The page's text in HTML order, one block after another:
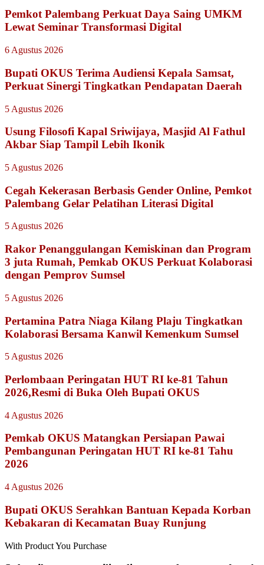
Pemkot Palembang Perkuat Daya Saing UMKM
Lewat Seminar Transformasi Digital
6 Agustus 2026
Bupati OKUS Terima Audiensi Kepala Samsat,
Perkuat Sinergi Tingkatkan Pendapatan Daerah
5 Agustus 2026
Usung Filosofi Kapal Sriwijaya, Masjid Al Fathul
Akbar Siap Tampil Lebih Ikonik
5 Agustus 2026
Cegah Kekerasan Berbasis Gender Online, Pemkot
Palembang Gelar Pelatihan Literasi Digital
5 Agustus 2026
Rakor Penanggulangan Kemiskinan dan Program
3 juta Rumah, Pemkab OKUS Perkuat Kolaborasi
dengan Pemprov Sumsel
5 Agustus 2026
Pertamina Patra Niaga Kilang Plaju Tingkatkan
Kolaborasi Bersama Kanwil Kemenkum Sumsel
5 Agustus 2026
Perlombaan Peringatan HUT RI ke-81 Tahun
2026,Resmi di Buka Oleh Bupati OKUS
4 Agustus 2026
Pemkab OKUS Matangkan Persiapan Pawai
Pembangunan Peringatan HUT RI ke-81 Tahu
2026
4 Agustus 2026
Bupati OKUS Serahkan Bantuan Kepada Korban
Kebakaran di Kecamatan Buay Runjung
With Product You Purchase